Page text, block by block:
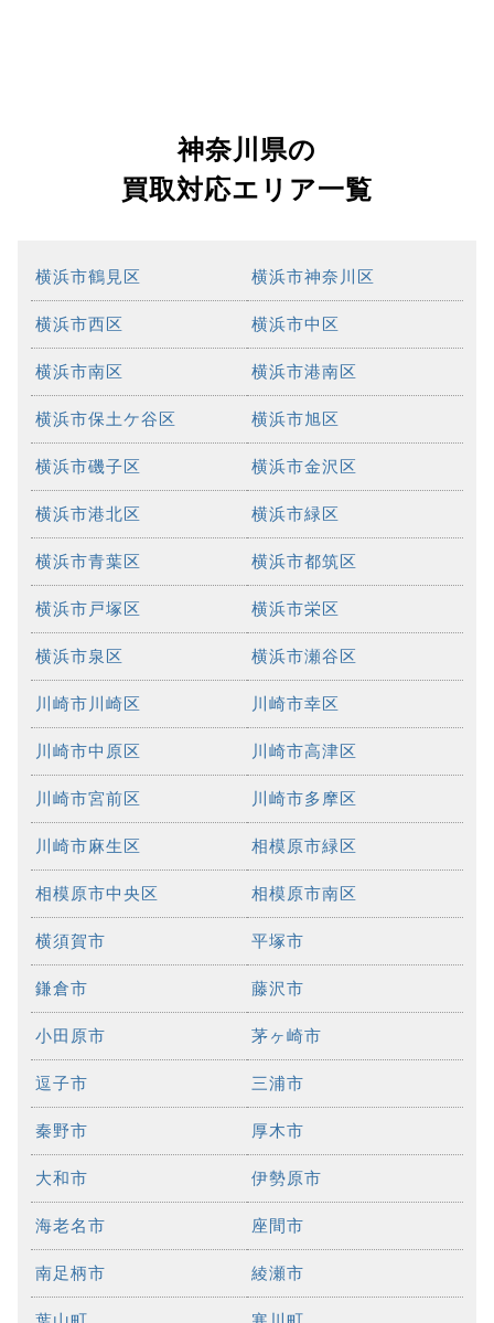
神奈川県の
買取対応エリア一覧
横浜市鶴見区 横浜市神奈川区
横浜市西区 横浜市中区
横浜市南区 横浜市港南区
横浜市保土ケ谷区 横浜市旭区
横浜市磯子区 横浜市金沢区
横浜市港北区 横浜市緑区
横浜市青葉区 横浜市都筑区
横浜市戸塚区 横浜市栄区
横浜市泉区 横浜市瀬谷区
川崎市川崎区 川崎市幸区
川崎市中原区 川崎市高津区
川崎市宮前区 川崎市多摩区
川崎市麻生区 相模原市緑区
相模原市中央区 相模原市南区
横須賀市 平塚市
鎌倉市 藤沢市
小田原市 茅ヶ崎市
逗子市 三浦市
秦野市 厚木市
大和市 伊勢原市
海老名市 座間市
南足柄市 綾瀬市